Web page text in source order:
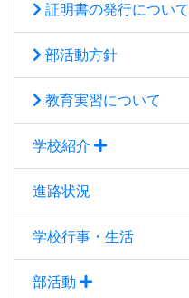
証明書の発行について
部活動方針
教育実習について
学校紹介
進路状況
学校行事・生活
部活動